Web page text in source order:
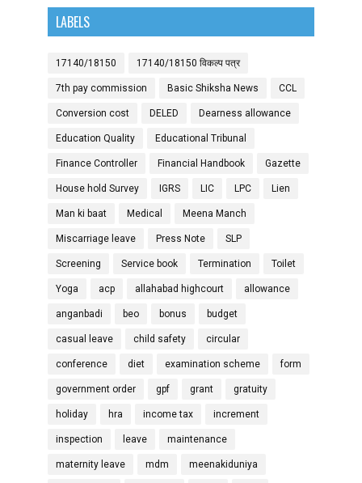
LABELS
17140/18150 17140/18150 विकल्प पत्र
7th pay commission Basic Shiksha News CCL
Conversion cost DELED Dearness allowance
Education Quality Educational Tribunal
Finance Controller Financial Handbook Gazette
House hold Survey IGRS LIC LPC Lien
Man ki baat Medical Meena Manch
Miscarriage leave Press Note SLP
Screening Service book Termination Toilet
Yoga acp allahabad highcourt allowance
anganbadi beo bonus budget
casual leave child safety circular
conference diet examination scheme form
government order gpf grant gratuity
holiday hra income tax increment
inspection leave maintenance
maternity leave mdm meenakiduniya